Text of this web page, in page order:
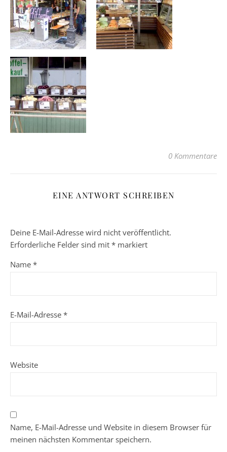
0 Kommentare
EINE ANTWORT SCHREIBEN
Deine E-Mail-Adresse wird nicht veröffentlicht.
Erforderliche Felder sind mit * markiert
Name *
E-Mail-Adresse *
Website
Name, E-Mail-Adresse und Website in diesem Browser für
meinen nächsten Kommentar speichern.